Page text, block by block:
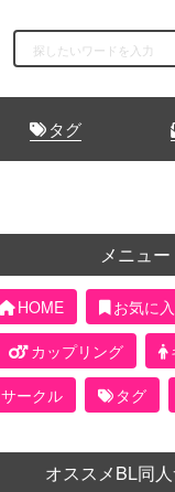
タグ
メニュー
HOME お気に
カップリング
サークル
タグ
オススメBL同